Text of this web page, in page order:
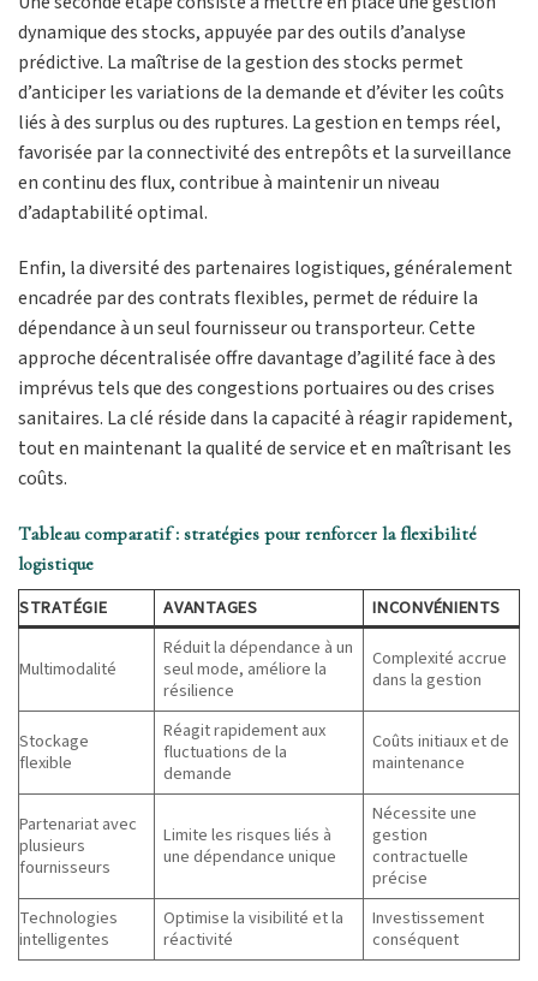
dynamique des stocks, appuyée par des outils d’analyse
prédictive. La maîtrise de la gestion des stocks permet
d’anticiper les variations de la demande et d’éviter les coûts
liés à des surplus ou des ruptures. La gestion en temps réel,
favorisée par la connectivité des entrepôts et la surveillance
en continu des flux, contribue à maintenir un niveau
d’adaptabilité optimal.
Enfin, la diversité des partenaires logistiques, généralement
encadrée par des contrats flexibles, permet de réduire la
dépendance à un seul fournisseur ou transporteur. Cette
approche décentralisée offre davantage d’agilité face à des
imprévus tels que des congestions portuaires ou des crises
sanitaires. La clé réside dans la capacité à réagir rapidement,
tout en maintenant la qualité de service et en maîtrisant les
coûts.
Tableau comparatif : stratégies pour renforcer la flexibilité
logistique
STRATÉGIE AVANTAGES INCONVÉNIENTS
Multimodalité
Réduit la dépendance à un
seul mode, améliore la
résilience
Complexité accrue
dans la gestion
Stockage
flexible
Réagit rapidement aux
fluctuations de la
demande
Coûts initiaux et de
maintenance
Partenariat avec
plusieurs
fournisseurs
Limite les risques liés à
une dépendance unique
Nécessite une
gestion
contractuelle
précise
Technologies
intelligentes
Optimise la visibilité et la
réactivité
Investissement
conséquent